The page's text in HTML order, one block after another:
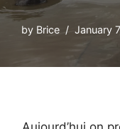
by Brice January